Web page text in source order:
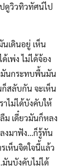
ดูวิวทิวทัศน์ไป
เดินอยู่ เห็น
พ่ง ไม่ได้จ้อง
มันกระทบพื้นมัน
สลับกัน จะเห็น
าไม่ได้บังคับให้
ม เดี๋ยวมันก็หลง
งมาฟัง…ก็รู้ทัน
เห็นจิตใจนี้แล้ว
มันบังคับไม่ได้